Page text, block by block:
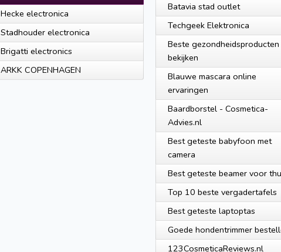
Hecke electronica
Stadhouder electronica
Brigatti electronics
ARKK COPENHAGEN
Batavia stad outlet
Techgeek Elektronica
Beste gezondheidsproducten
bekijken
Blauwe mascara online
ervaringen
Baardborstel - Cosmetica-
Advies.nl
Best geteste babyfoon met
camera
Best geteste beamer voor
Top 10 beste vergadertafels
Best geteste laptoptas
Goede hondentrimmer
123CosmeticaReviews.nl